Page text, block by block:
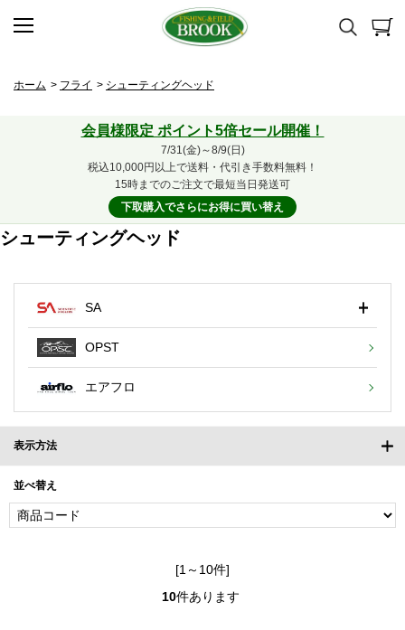
ホーム > フライ > シューティングヘッド
会員様限定 ポイント5倍セール開催！
7/31(金)～8/9(日)
税込10,000円以上で送料・代引き手数料無料！
15時までのご注文で最短当日発送可
下取購入でさらにお得に買い替え
シューティングヘッド
SA
OPST
エアフロ
表示方法
並べ替え
[1～10件]
10件あります